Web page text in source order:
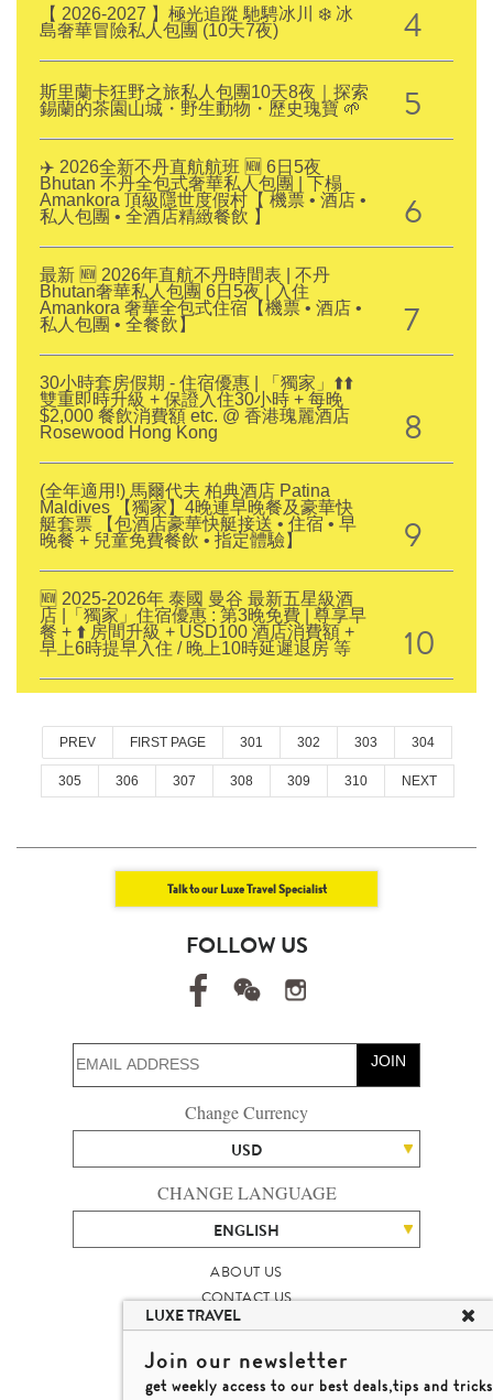
【 2026-2027 】極光追蹤 馳騁冰川 ❄️ 冰
島奢華冒險私人包團 (10天7夜)
4
斯里蘭卡狂野之旅私人包團10天8夜｜探索
錫蘭的茶園山城・野生動物・歷史瑰寶 🌱
5
✈️ 2026全新不丹直航航班 🆕 6日5夜
Bhutan 不丹全包式奢華私人包團 | 下榻
Amankora 頂級隱世度假村【 機票 • 酒店 •
私人包團 • 全酒店精緻餐飲 】
6
最新 🆕 2026年直航不丹時間表 | 不丹
Bhutan奢華私人包團 6日5夜 | 入住
Amankora 奢華全包式住宿【機票 • 酒店 •
私人包團 • 全餐飲】
7
30小時套房假期 - 住宿優惠 | 「獨家」⬆️⬆️
雙重即時升級 + 保證入住30小時 + 每晚
$2,000 餐飲消費額 etc. @ 香港瑰麗酒店
Rosewood Hong Kong
8
(全年適用!) 馬爾代夫 柏典酒店 Patina
Maldives 【獨家】4晚連早晚餐及豪華快
艇套票 【包酒店豪華快艇接送 • 住宿 • 早
晚餐 + 兒童免費餐飲 • 指定體驗】
9
🆕 2025-2026年 泰國 曼谷 最新五星級酒
店 |「獨家」住宿優惠 : 第3晚免費 | 尊享早
餐 + ⬆️ 房間升級 + USD100 酒店消費額 +
早上6時提早入住 / 晚上10時延遲退房 等
10
PREV FIRST PAGE 301 302 303 304
305 306 307 308 309 310 NEXT
Talk to our Luxe Travel Specialist
FOLLOW US
JOIN
Change Currency
USD
CHANGE LANGUAGE
ENGLISH
ABOUT US
CONTACT US
TALENT
LUXURY TRAVEL SITE MAP
MICHAEL'S TRAVEL TALK
LUXE TRAVEL
Join our newsletter
get weekly access to our best deals,tips and tricks